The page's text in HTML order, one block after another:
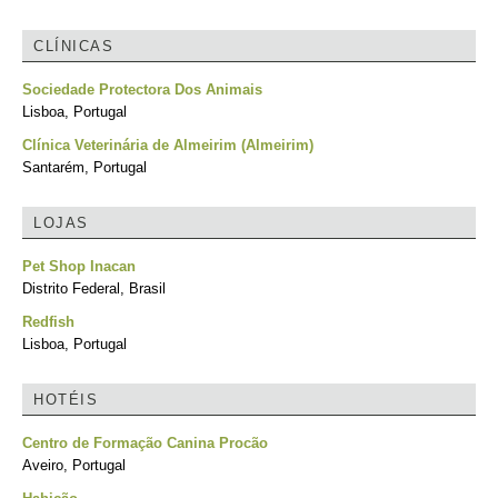
CLÍNICAS
Sociedade Protectora Dos Animais
Lisboa, Portugal
Clínica Veterinária de Almeirim (Almeirim)
Santarém, Portugal
LOJAS
Pet Shop Inacan
Distrito Federal, Brasil
Redfish
Lisboa, Portugal
HOTÉIS
Centro de Formação Canina Procão
Aveiro, Portugal